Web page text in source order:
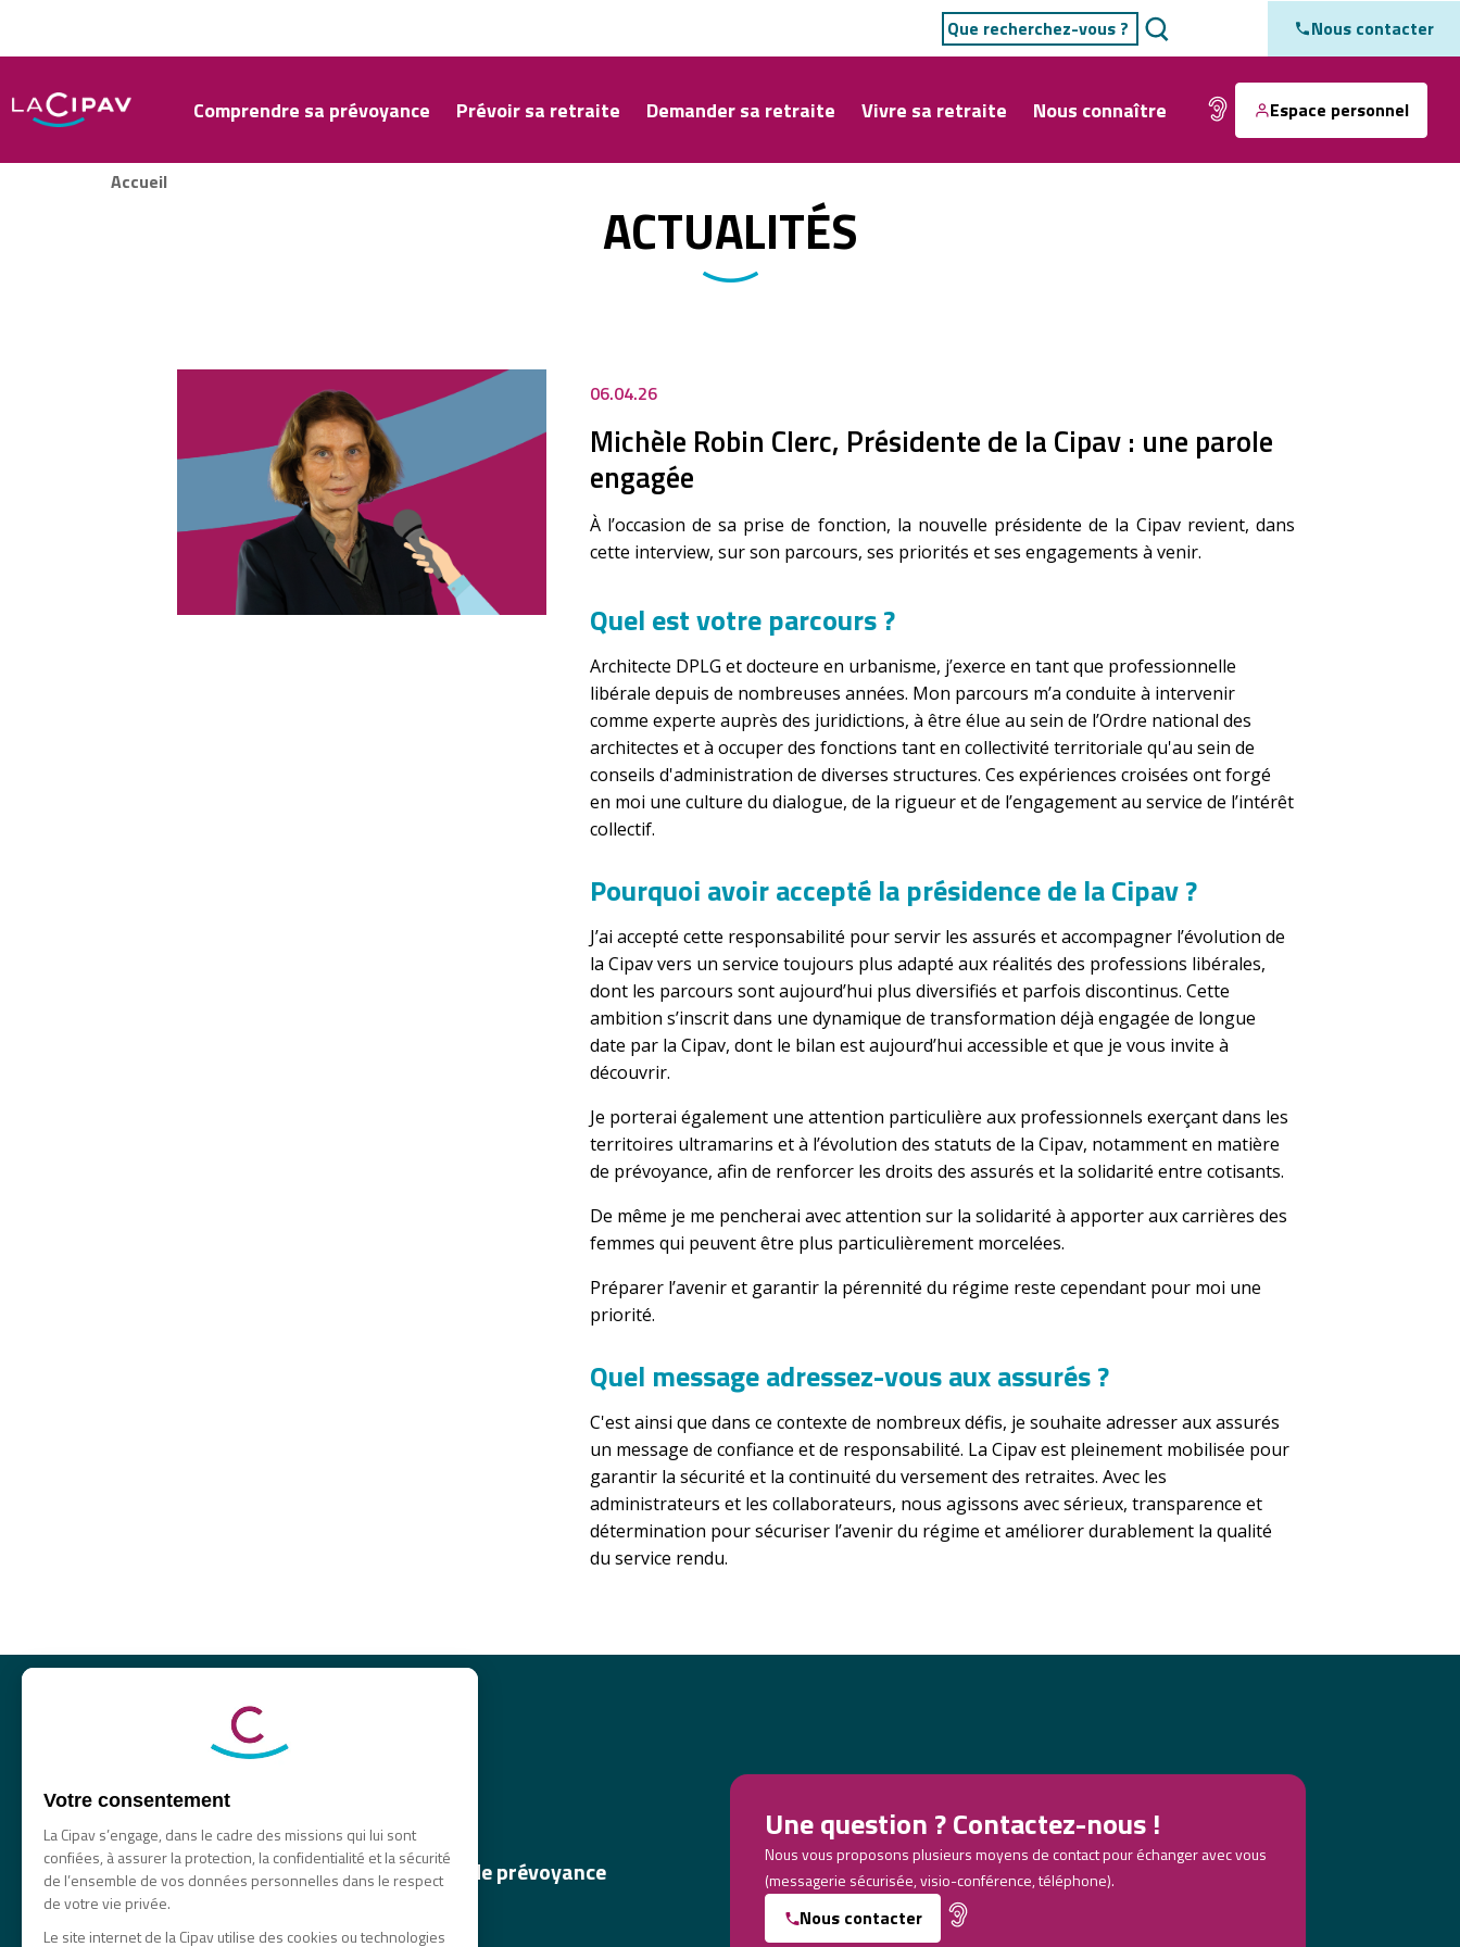
Votre consentement
La Cipav s’engage, dans le cadre des missions qui lui sont
confiées, à assurer la protection, la confidentialité et la sécurité
de l’ensemble de vos données personnelles dans le respect
de votre vie privée.
Le site internet de la Cipav utilise des cookies ou technologies
principal
Nous contacter
Comprendre sa prévoyance Prévoir sa retraite Demander sa retraite Vivre sa retraite Nous connaître Espace personnel
Accueil
ACTUALITÉS
06.04.26
Michèle Robin Clerc, Présidente de la Cipav : une parole
engagée
À l’occasion de sa prise de fonction, la nouvelle présidente de la Cipav revient, dans
cette interview, sur son parcours, ses priorités et ses engagements à venir.
Quel est votre parcours ?
Architecte DPLG et docteure en urbanisme, j’exerce en tant que professionnelle
libérale depuis de nombreuses années. Mon parcours m’a conduite à intervenir
comme experte auprès des juridictions, à être élue au sein de l’Ordre national des
architectes et à occuper des fonctions tant en collectivité territoriale qu'au sein de
conseils d'administration de diverses structures. Ces expériences croisées ont forgé
en moi une culture du dialogue, de la rigueur et de l’engagement au service de l’intérêt
collectif.
Pourquoi avoir accepté la présidence de la Cipav ?
J’ai accepté cette responsabilité pour servir les assurés et accompagner l’évolution de
la Cipav vers un service toujours plus adapté aux réalités des professions libérales,
dont les parcours sont aujourd’hui plus diversifiés et parfois discontinus. Cette
ambition s’inscrit dans une dynamique de transformation déjà engagée de longue
date par la Cipav, dont le bilan est aujourd’hui accessible et que je vous invite à
découvrir.
Je porterai également une attention particulière aux professionnels exerçant dans les
territoires ultramarins et à l’évolution des statuts de la Cipav, notamment en matière
de prévoyance, afin de renforcer les droits des assurés et la solidarité entre cotisants.
De même je me pencherai avec attention sur la solidarité à apporter aux carrières des
femmes qui peuvent être plus particulièrement morcelées.
Préparer l’avenir et garantir la pérennité du régime reste cependant pour moi une
priorité.
Quel message adressez-vous aux assurés ?
C'est ainsi que dans ce contexte de nombreux défis, je souhaite adresser aux assurés
un message de confiance et de responsabilité. La Cipav est pleinement mobilisée pour
garantir la sécurité et la continuité du versement des retraites. Avec les
administrateurs et les collaborateurs, nous agissons avec sérieux, transparence et
détermination pour sécuriser l’avenir du régime et améliorer durablement la qualité
du service rendu.
La principale caisse de retraite et de prévoyance
des professionnels libéraux
Une question ? Contactez-nous !
Nous vous proposons plusieurs moyens de contact pour échanger avec vous
(messagerie sécurisée, visio-conférence, téléphone).
Nous contacter